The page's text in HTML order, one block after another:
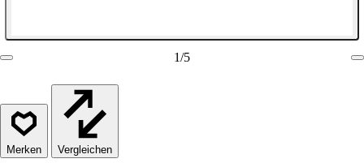
1/5
Vergleichen